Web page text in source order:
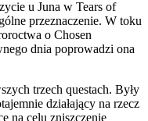
u Juna w Tears of
przeznaczenie. W toku
o Chosen
dnia poprowadzi ona
trzech questach. Były
działający na rzecz
na celu zniszczenie